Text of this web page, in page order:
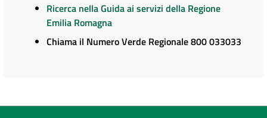
Ricerca nella Guida ai servizi della Regione
Emilia Romagna
Chiama il Numero Verde Regionale 800 033033